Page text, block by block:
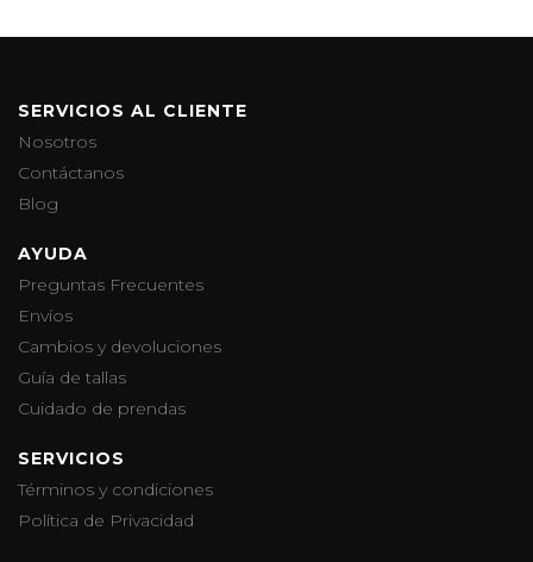
SERVICIOS AL CLIENTE
Nosotros
Contáctanos
Blog
AYUDA
Preguntas Frecuentes
Envíos
Cambios y devoluciones
Guía de tallas
Cuidado de prendas
SERVICIOS
Términos y condiciones
Política de Privacidad